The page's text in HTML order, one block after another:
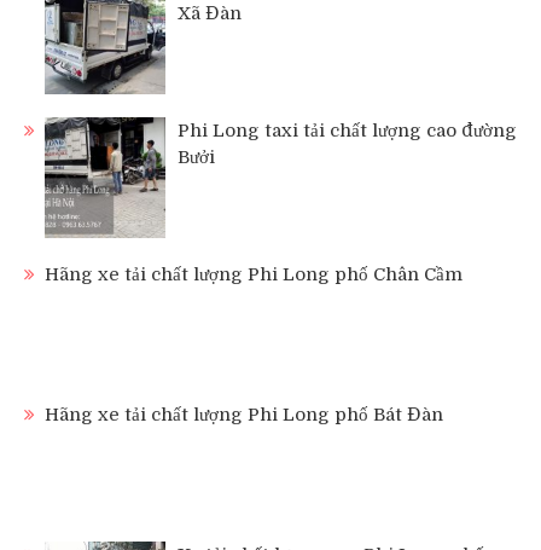
Xã Đàn
Phi Long taxi tải chất lượng cao đường
Bưởi
Hãng xe tải chất lượng Phi Long phố Chân Cầm
Hãng xe tải chất lượng Phi Long phố Bát Đàn